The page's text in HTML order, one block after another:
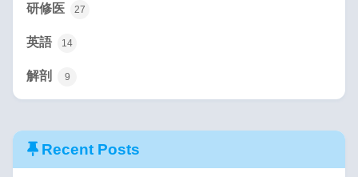
研修医 27
英語 14
解剖 9
Recent Posts